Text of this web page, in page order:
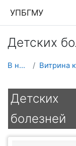
УПБГМУ
Детских
В начало
Детских
болезней